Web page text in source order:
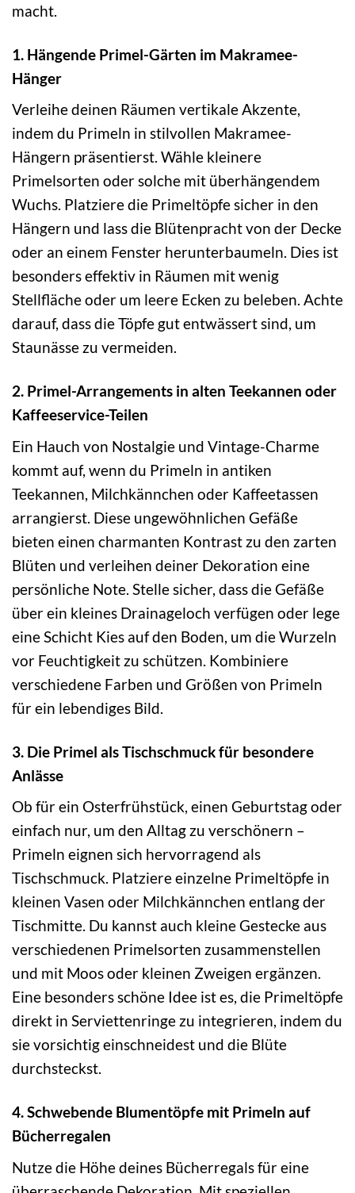
macht.
1. Hängende Primel-Gärten im Makramee-
Hänger
Verleihe deinen Räumen vertikale Akzente,
indem du Primeln in stilvollen Makramee-
Hängern präsentierst. Wähle kleinere
Primelsorten oder solche mit überhängendem
Wuchs. Platziere die Primeltöpfe sicher in den
Hängern und lass die Blütenpracht von der Decke
oder an einem Fenster herunterbaumeln. Dies ist
besonders effektiv in Räumen mit wenig
Stellfläche oder um leere Ecken zu beleben. Achte
darauf, dass die Töpfe gut entwässert sind, um
Staunässe zu vermeiden.
2. Primel-Arrangements in alten Teekannen oder
Kaffeeservice-Teilen
Ein Hauch von Nostalgie und Vintage-Charme
kommt auf, wenn du Primeln in antiken
Teekannen, Milchkännchen oder Kaffeetassen
arrangierst. Diese ungewöhnlichen Gefäße
bieten einen charmanten Kontrast zu den zarten
Blüten und verleihen deiner Dekoration eine
persönliche Note. Stelle sicher, dass die Gefäße
über ein kleines Drainageloch verfügen oder lege
eine Schicht Kies auf den Boden, um die Wurzeln
vor Feuchtigkeit zu schützen. Kombiniere
verschiedene Farben und Größen von Primeln
für ein lebendiges Bild.
3. Die Primel als Tischschmuck für besondere
Anlässe
Ob für ein Osterfrühstück, einen Geburtstag oder
einfach nur, um den Alltag zu verschönern –
Primeln eignen sich hervorragend als
Tischschmuck. Platziere einzelne Primeltöpfe in
kleinen Vasen oder Milchkännchen entlang der
Tischmitte. Du kannst auch kleine Gestecke aus
verschiedenen Primelsorten zusammenstellen
und mit Moos oder kleinen Zweigen ergänzen.
Eine besonders schöne Idee ist es, die Primeltöpfe
direkt in Serviettenringe zu integrieren, indem du
sie vorsichtig einschneidest und die Blüte
durchsteckst.
4. Schwebende Blumentöpfe mit Primeln auf
Bücherregalen
Nutze die Höhe deines Bücherregals für eine